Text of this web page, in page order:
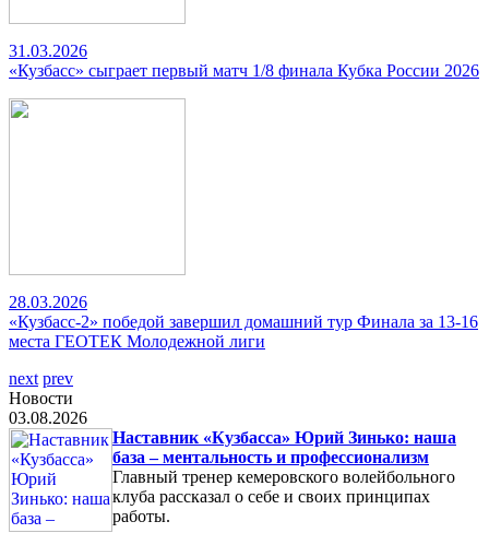
31.03.2026
«Кузбасс» сыграет первый матч 1/8 финала Кубка России 2026
28.03.2026
«Кузбасс-2» победой завершил домашний тур Финала за 13-16
места ГЕОТЕК Молодежной лиги
next prev
Новости
03.08.2026
Наставник «Кузбасса» Юрий Зинько: наша
база – ментальность и профессионализм
Главный тренер кемеровского волейбольного
клуба рассказал о себе и своих принципах
работы.